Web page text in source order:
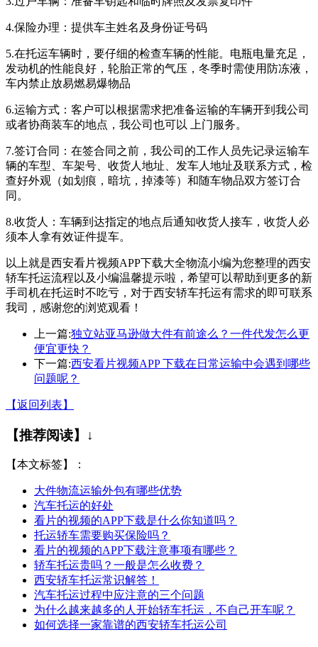
4.保险办理：提供车主姓名及身份证号码
5.在托运车辆时，要仔细的检查车辆的性能。电瓶电量充足，
发动机的性能良好，轮胎正常的气压，冬季时需使用防冻液，
车内禁止放易燃易爆物品
6.运输方式：客户可以根据需求把准备运输的车辆开到我公司
或者协商装车的地点，我公司也可以 上门服务。
7.签订合同：在签合同之前，我公司的工作人员先记录运输车
辆的车型、车架号、收货人地址、发车人地址及联系方式，检
查好外观（如划痕，暗坑，掉漆等）和随车物品双方签订合
同。
8.收货人：车辆到达指定的地点后通知收货人接车，收货人必
须本人拿有效证件提车。
以上就是西安看片视频APP下载大全物流小编为您整理的西安
轿车托运流程以及小编温馨提示啦，希望可以帮助到更多的新
手司机在托运时不吃亏，对于西安轿车托运有需求的即可联系
我司，感谢您的浏览观看！
上一篇:独立站亚马逊做大件有前途么？一件代发怎么更
便宜更快？
下一篇:西安看片视频APP 下载在日常运输中会遇到哪些
问题呢？
【返回列表】
【推荐阅读】↓
【本文标签】：
大件物流运输外包有哪些优势
汽车托运的好处
看片的视频的APP下载是什么你知道吗？
托运轿车需要购买保险吗？
看片的视频的APP下载注意事项有哪些？
轿车托运贵吗？一般是怎么收费？
西安轿车托运常识解答！
汽车托运过程中应注意的三个问题
为什么越来越多的人开始轿车托运，不自己开车呢？
如何选择一家靠谱的西安轿车托运公司